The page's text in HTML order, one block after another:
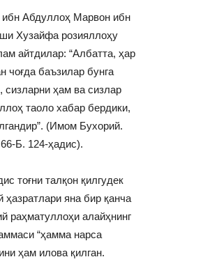
ибн Абдуллоҳ Марвон ибн
Хузайфа розияллоҳу
айтдилар: “Албатта, ҳар
чоғда баъзилар бунга
сизларни ҳам ва сизлар
таоло хабар бердики,
(Имом Бухорий.
Б. 124-ҳадис).
тоғни талқон қилгудек
яна бир қанча
раҳматуллоҳи алайҳнинг
“ҳамма нарса
ҳам илова қилган.